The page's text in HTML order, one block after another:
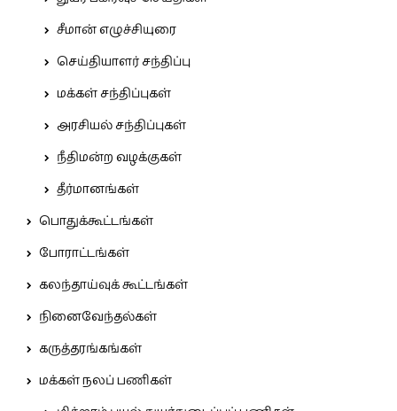
சீமான் எழுச்சியுரை
செய்தியாளர் சந்திப்பு
மக்கள் சந்திப்புகள்
அரசியல் சந்திப்புகள்
நீதிமன்ற வழக்குகள்
தீர்மானங்கள்
பொதுக்கூட்டங்கள்
போராட்டங்கள்
கலந்தாய்வுக் கூட்டங்கள்
நினைவேந்தல்கள்
கருத்தரங்கங்கள்
மக்கள் நலப் பணிகள்